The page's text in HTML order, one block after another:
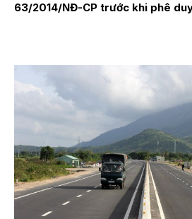
63/2014/NĐ-CP trước khi phê